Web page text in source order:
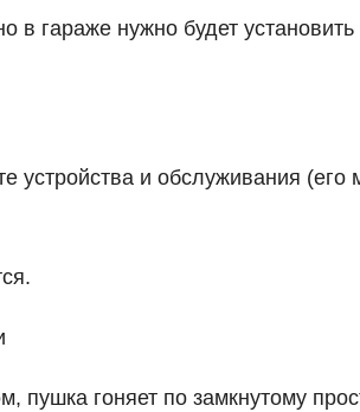
в гараже нужно будет
устройства и обслуживания (его
пушка гоняет по замкнутому